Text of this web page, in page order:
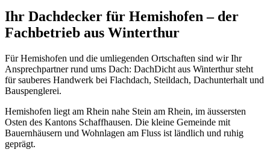
Ihr Dachdecker für Hemishofen – der
Fachbetrieb aus Winterthur
Für Hemishofen und die umliegenden Ortschaften sind wir Ihr
Ansprechpartner rund ums Dach: DachDicht aus Winterthur steht
für sauberes Handwerk bei Flachdach, Steildach, Dachunterhalt und
Bauspenglerei.
Hemishofen liegt am Rhein nahe Stein am Rhein, im äussersten
Osten des Kantons Schaffhausen. Die kleine Gemeinde mit
Bauernhäusern und Wohnlagen am Fluss ist ländlich und ruhig
geprägt.